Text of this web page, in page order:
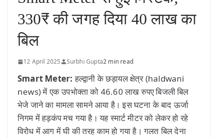
330₹ की जगह दिया 40 लाख का
बिल
12 April 2025 Surbhi Gupta2 min read
Smart Meter:हल्द्वानी के छड़ायल क्षेत्र (haldwani
news) में एक उपभोक्ता को 46.60 लाख रुपए बिजली बिल
भेजे जाने का मामला सामने आया है। इस घटना के बाद ऊर्जा
निगम में हड़कंप मच गया है। यह स्मार्ट मीटर को लेकर हो रहे
विरोध में आग में घी की तरह काम हो गया है। गलत बिल देना